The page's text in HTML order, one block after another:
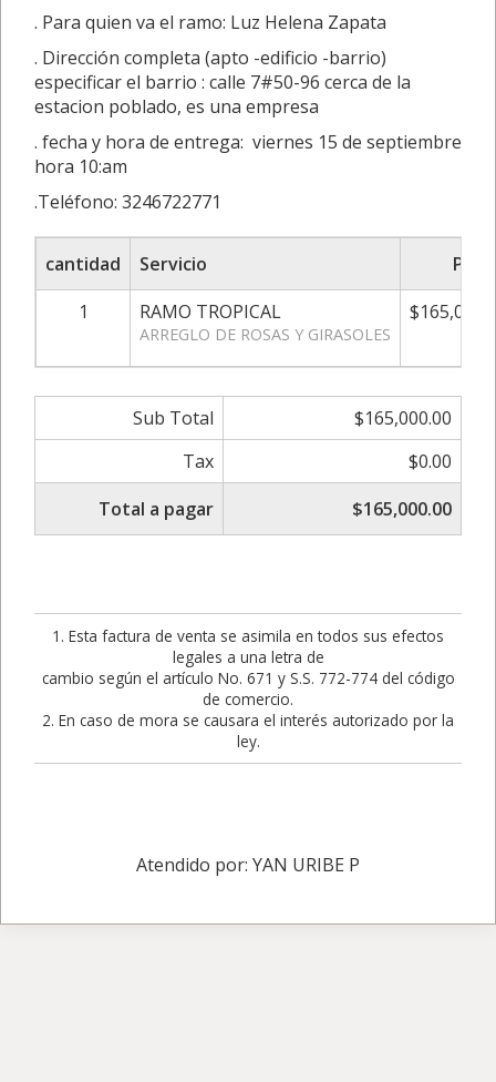
. Para quien va el ramo: Luz Helena Zapata
. Dirección completa (apto -edificio -barrio)
especificar el barrio : calle 7#50-96 cerca de la
estacion poblado, es una empresa
. fecha y hora de entrega: viernes 15 de septiembre
hora 10:am
.Teléfono: 3246722771
cantidad Servicio
1
RAMO TROPICAL
ARREGLO DE ROSAS Y GIRASOLES
Sub Total
$165,000.00
Tax
$0.00
Total a pagar
$165,000.00
1. Esta factura de venta se asimila en todos sus efectos
legales a una letra de
cambio según el artículo No. 671 y S.S. 772-774 del código
de comercio.
2. En caso de mora se causara el interés autorizado por la
ley.
Atendido por: YAN URIBE P